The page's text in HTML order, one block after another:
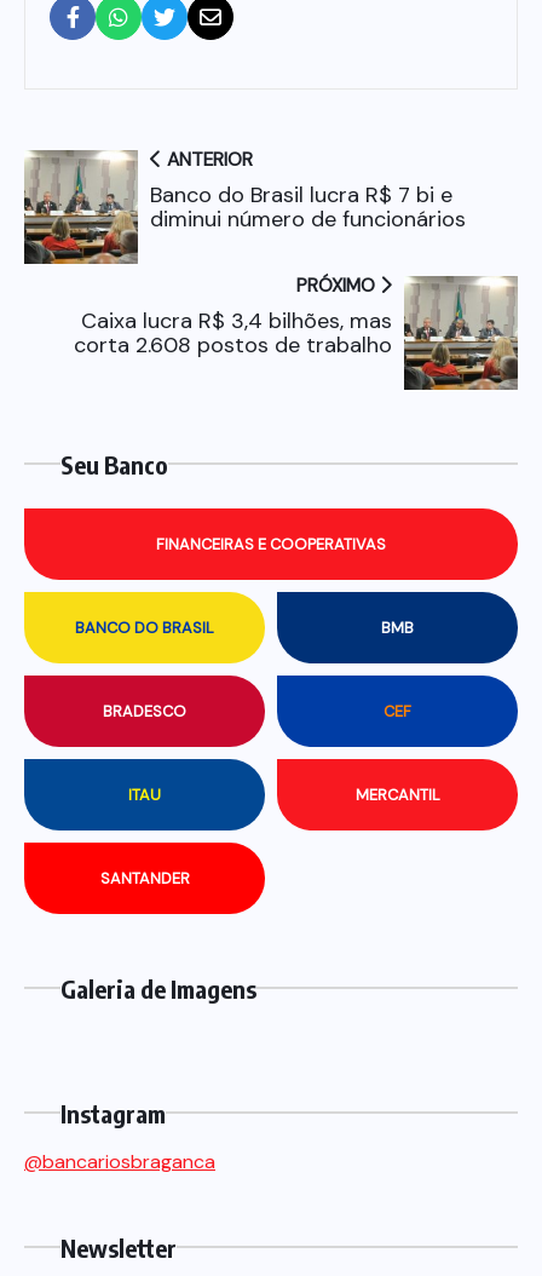
ANTERIOR
Banco do Brasil lucra R$ 7 bi e
diminui número de funcionários
PRÓXIMO
Caixa lucra R$ 3,4 bilhões, mas
corta 2.608 postos de trabalho
Seu Banco
BANCO DO BRASIL BMB
BRADESCO CEF
FINANCEIRAS E COOPERATIVAS
ITAU MERCANTIL
SANTANDER
Galeria de Imagens
Instagram
@bancariosbraganca
Newsletter